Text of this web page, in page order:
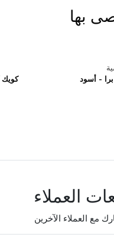
بها
- أسود
العملاء
مع العملاء الآخرين